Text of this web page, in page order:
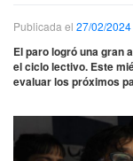
Publicada el 27/02/2024
El paro logró una gran
el ciclo lectivo. Este
evaluar los próximos